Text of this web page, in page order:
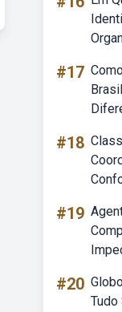
#17
#18
#19
#20